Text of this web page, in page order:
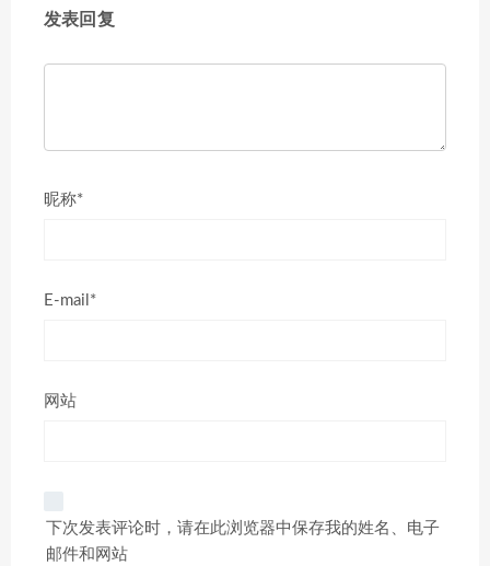
发表回复
昵称*
E-mail*
网站
下次发表评论时，请在此浏览器中保存我的姓名、电子
邮件和网站